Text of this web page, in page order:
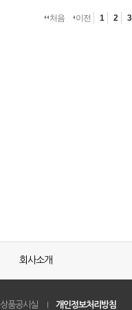
처음 이전 1 2 3
회사소개
상품공시실 개인정보처리방침